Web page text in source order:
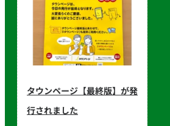
タウンページ【最終版】が発
行されました